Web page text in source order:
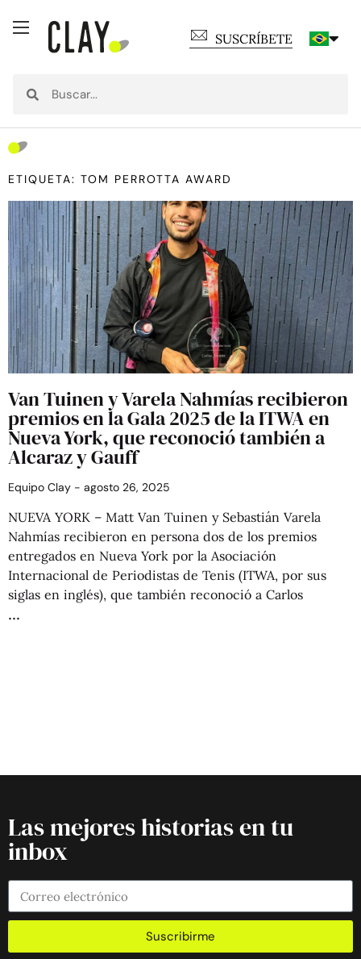
SUSCRÍBETE
ETIQUETA: TOM PERROTTA AWARD
Van Tuinen y Varela Nahmías recibieron
premios en la Gala 2025 de la ITWA en
Nueva York, que reconoció también a
Alcaraz y Gauff
Equipo Clay agosto 26, 2025
NUEVA YORK – Matt Van Tuinen y Sebastián Varela
Nahmías recibieron en persona dos de los premios
entregados en Nueva York por la Asociación
Internacional de Periodistas de Tenis (ITWA, por sus
siglas en inglés), que también reconoció a Carlos
Las mejores historias en tu
inbox
Suscribirme